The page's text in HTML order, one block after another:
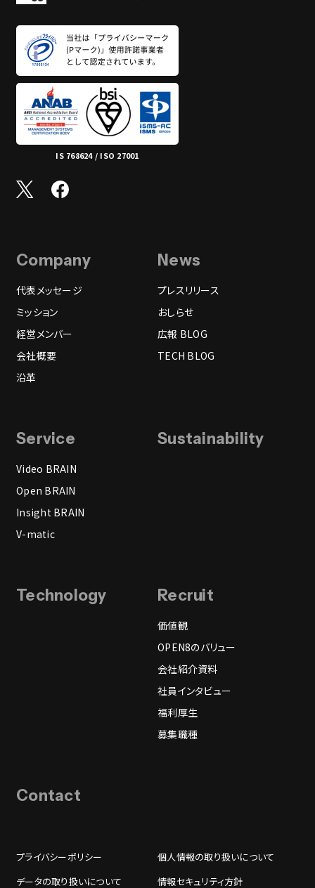
IS 768624 / ISO 27001
Company
代表メッセージ
ミッション
経営メンバー
会社概要
沿革
News
プレスリリース
おしらせ
広報 BLOG
TECH BLOG
Service
Video BRAIN
Open BRAIN
Insight BRAIN
V-matic
Technology Recruit
価値観
OPEN8のバリュー
会社紹介資料
社員インタビュー
福利厚生
募集職種
Sustainability
Contact
プライバシーポリシー
個人情報の取り扱いについて
データの取り扱いについて
情報セキュリティ方針